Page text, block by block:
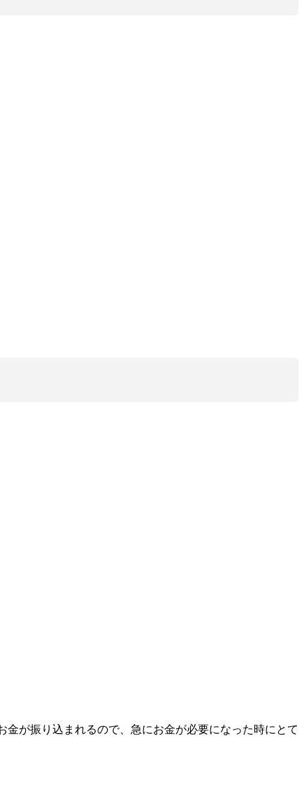
が振り込まれるので、急にお金が必要になった時にとて